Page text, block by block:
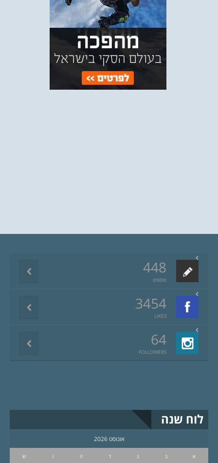
448
פוסטים
3454
LIKES
64
FOLLOWERS
לוח שנה
אוגוסט 2026
א ב ג ד ה ו ש